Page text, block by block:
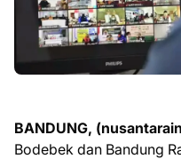
BANDUNG,
Bodebek dan Bandung